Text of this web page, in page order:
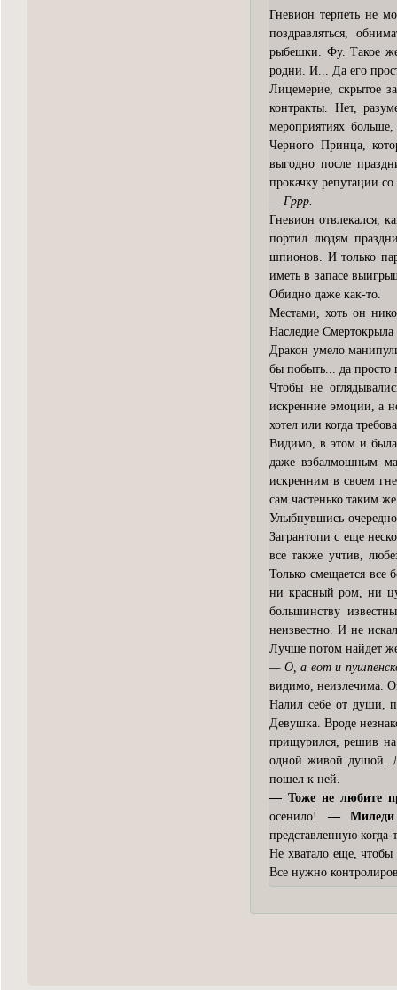
Гневион терпеть не
поздравляться,
рыбешки. Фу. Такое
родни. И... Да его
Лицемерие, скрытое
контракты. Нет,
мероприятиях
Черного Принца,
выгодно после
прокачку репутации
— Гррр.
Гневион отвлекался,
портил людям
шпионов. И только
иметь в запасе
Обидно даже как-то.
Местами, хоть он
Наследие
Дракон умело
бы побыть... да просто
Чтобы не
искренние эмоции, а
хотел или когда
Видимо, в этом и
даже взбалмошным
искренним в своем
сам частенько таким
Улыбнувшись
Загрантопи с еще
все также учтив,
Только смещается
ни красный ром, ни
большинству
неизвестно. И не
Лучше потом найдет
— О, а вот и
видимо, неизлечима.
Налил себе от души,
Девушка. Вроде
прищурился, решив на
одной живой душой.
пошел к ней.
— Тоже не любите
осенило! — Миледи
представленную
Не хватало еще, чтобы
Все нужно